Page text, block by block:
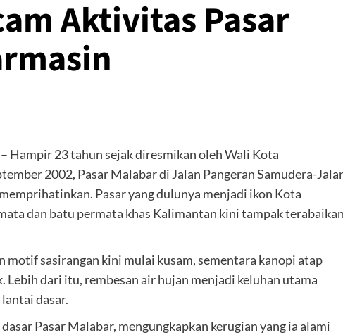
Aktivitas Pasar
– Hampir 23 tahun sejak diresmikan oleh Wali Kota
2002, Pasar Malabar di Jalan Pangeran Samudera-
Pasar yang dulunya menjadi ikon Kota
dan batu permata khas Kalimantan kini tampak terabaikan
motif sasirangan kini mulai kusam, sementara kanopi atap
dari itu, rembesan air hujan menjadi keluhan utama
dasar.
Pasar Malabar, mengungkapkan kerugian yang ia alami